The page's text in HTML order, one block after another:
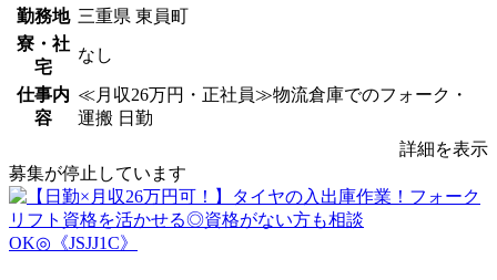
勤務地 三重県 東員町
寮・社
宅
なし
仕事内
容
≪月収26万円・正社員≫物流倉庫でのフォーク・
運搬 日勤
詳細を表示
募集が停止しています